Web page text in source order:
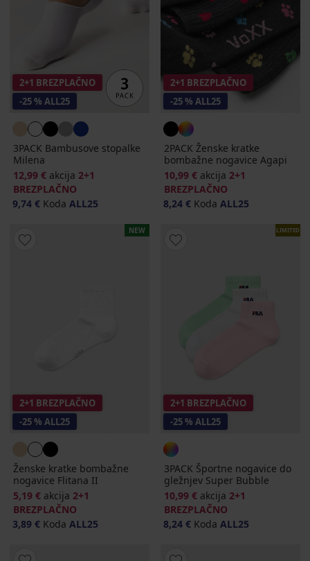
2+1 BREZPLAČNO
-25 % ALL25
3PACK Bambusove stopalke
Milena
12,99 € akcija 2+1
BREZPLAČNO
9,74 € Koda ALL25
2+1 BREZPLAČNO
-25 % ALL25
2PACK Ženske kratke
bombažne nogavice Agapi
10,99 € akcija 2+1
BREZPLAČNO
8,24 € Koda ALL25
NEW
2+1 BREZPLAČNO
-25 % ALL25
Ženske kratke bombažne
nogavice Flitana II
5,19 € akcija 2+1
BREZPLAČNO
3,89 € Koda ALL25
LIMITED
2+1 BREZPLAČNO
-25 % ALL25
3PACK Športne nogavice do
gležnjev Super Bubble
10,99 € akcija 2+1
BREZPLAČNO
8,24 € Koda ALL25